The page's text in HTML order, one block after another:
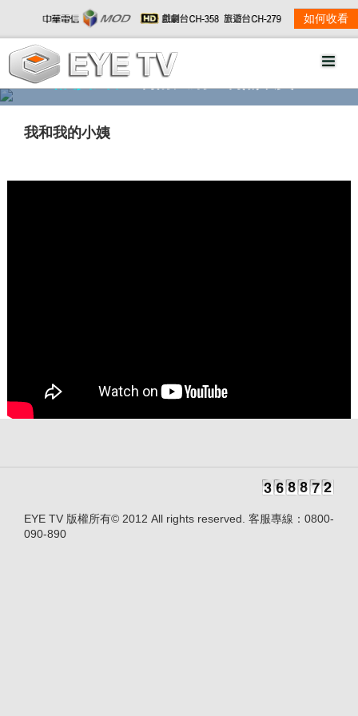
如何收看
精彩影音 劇情大綱
我和我的小姨
EYE TV 版權所有© 2012 All rights reserved. 客服專線：0800-
090-890